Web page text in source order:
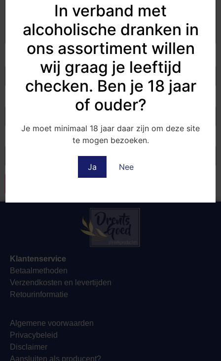
In verband met
alcoholische dranken in
ons assortiment willen
wij graag je leeftijd
checken. Ben je 18 jaar
of ouder?
Je moet minimaal 18 jaar daar zijn om deze site
te mogen bezoeken.
Ja Nee
Klantenservice
Betaalmethoden
Verzendkosten en levertijden
Retourinformatie
Algemene voorwaarden
Privacybeleid
Disclaimer
Aansluiten als producent?